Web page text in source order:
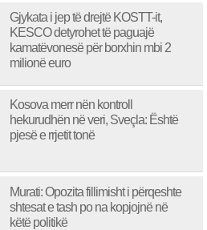
Gjykata i jep të drejtë KOSTT-it,
KESCO detyrohet të paguajë
kamatëvonesë për borxhin mbi 2
milionë euro
Kosova merr nën kontroll
hekurudhën në veri, Sveçla: Është
pjesë e rrjetit tonë
Murati: Opozita fillimisht i përqeshte
shtesat e tash po na kopjojnë në
këtë politikë